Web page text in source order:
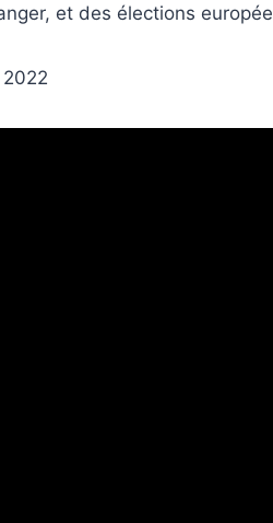
et des élections
2022